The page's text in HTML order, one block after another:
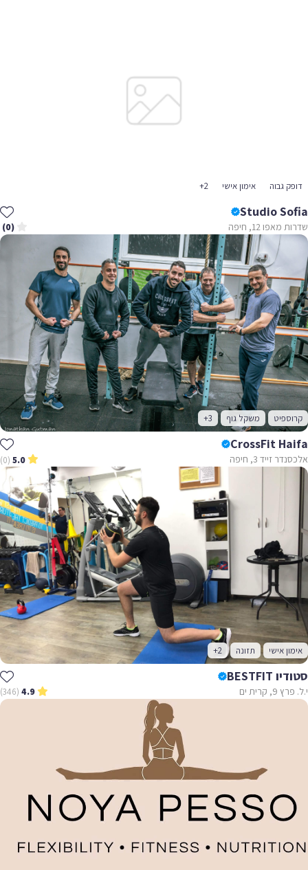
דופק גבוה אימון אישי +2
Studio Sofia
שדרות מאפו 12, חיפה (0)
קרוספיט משקל גוף +3
CrossFit Haifa
אלכסנדר זייד 3, חיפה 5.0
(0)
אימון אישי תזונה +2
סטודיו BESTFIT
י.ל. פרץ 9, קרית ים 4.9
(346)